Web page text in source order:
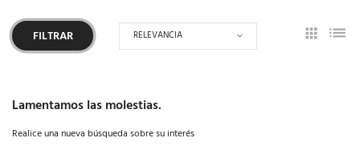
FILTRAR RELEVANCIA
Lamentamos las molestias.
Realice una nueva búsqueda sobre su interés